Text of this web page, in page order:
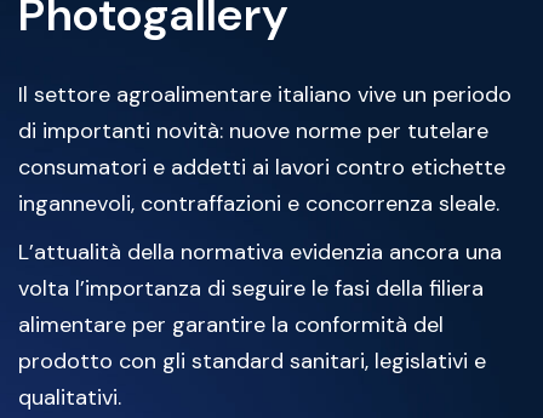
Photogallery
Il settore agroalimentare italiano vive un periodo
di importanti novità: nuove norme per tutelare
consumatori e addetti ai lavori contro etichette
ingannevoli, contraffazioni e concorrenza sleale.
L’attualità della normativa evidenzia ancora una
volta l’importanza di seguire le fasi della filiera
alimentare per garantire la conformità del
prodotto con gli standard sanitari, legislativi e
qualitativi.